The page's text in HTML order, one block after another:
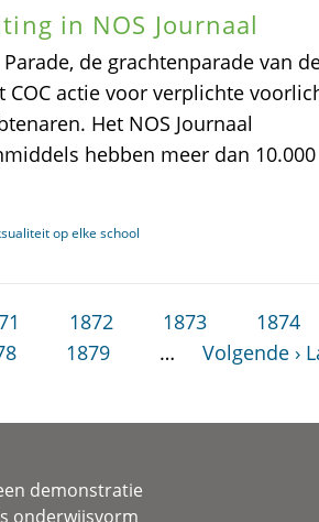
in NOS Journaal
de grachtenparade van
actie voor verplichte
Het NOS Journaal
hebben meer dan 10.000
op elke school
1872 1873 1874
1879 … Volgende ›
demonstratie
onderwijsvorm